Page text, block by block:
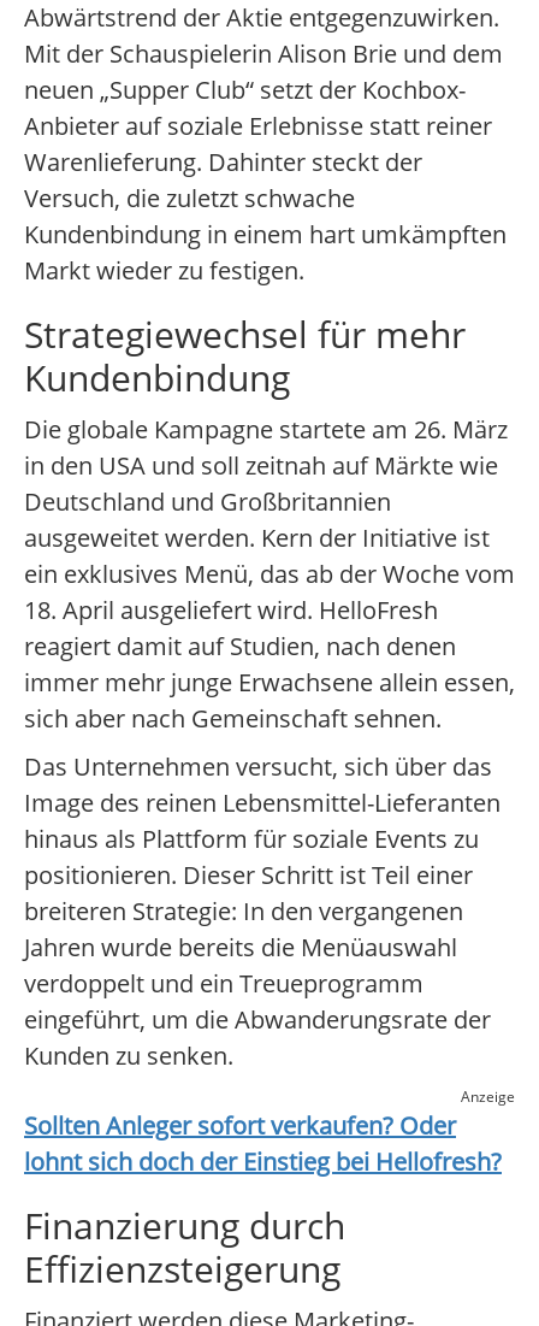
Abwärtstrend der Aktie entgegenzuwirken.
Mit der Schauspielerin Alison Brie und dem
neuen „Supper Club“ setzt der Kochbox-
Anbieter auf soziale Erlebnisse statt reiner
Warenlieferung. Dahinter steckt der
Versuch, die zuletzt schwache
Kundenbindung in einem hart umkämpften
Markt wieder zu festigen.
Strategiewechsel für mehr
Kundenbindung
Die globale Kampagne startete am 26. März
in den USA und soll zeitnah auf Märkte wie
Deutschland und Großbritannien
ausgeweitet werden. Kern der Initiative ist
ein exklusives Menü, das ab der Woche vom
18. April ausgeliefert wird. HelloFresh
reagiert damit auf Studien, nach denen
immer mehr junge Erwachsene allein essen,
sich aber nach Gemeinschaft sehnen.
Das Unternehmen versucht, sich über das
Image des reinen Lebensmittel-Lieferanten
hinaus als Plattform für soziale Events zu
positionieren. Dieser Schritt ist Teil einer
breiteren Strategie: In den vergangenen
Jahren wurde bereits die Menüauswahl
verdoppelt und ein Treueprogramm
eingeführt, um die Abwanderungsrate der
Kunden zu senken.
Anzeige
Sollten Anleger sofort verkaufen? Oder
lohnt sich doch der Einstieg bei Hellofresh?
Finanzierung durch
Effizienzsteigerung